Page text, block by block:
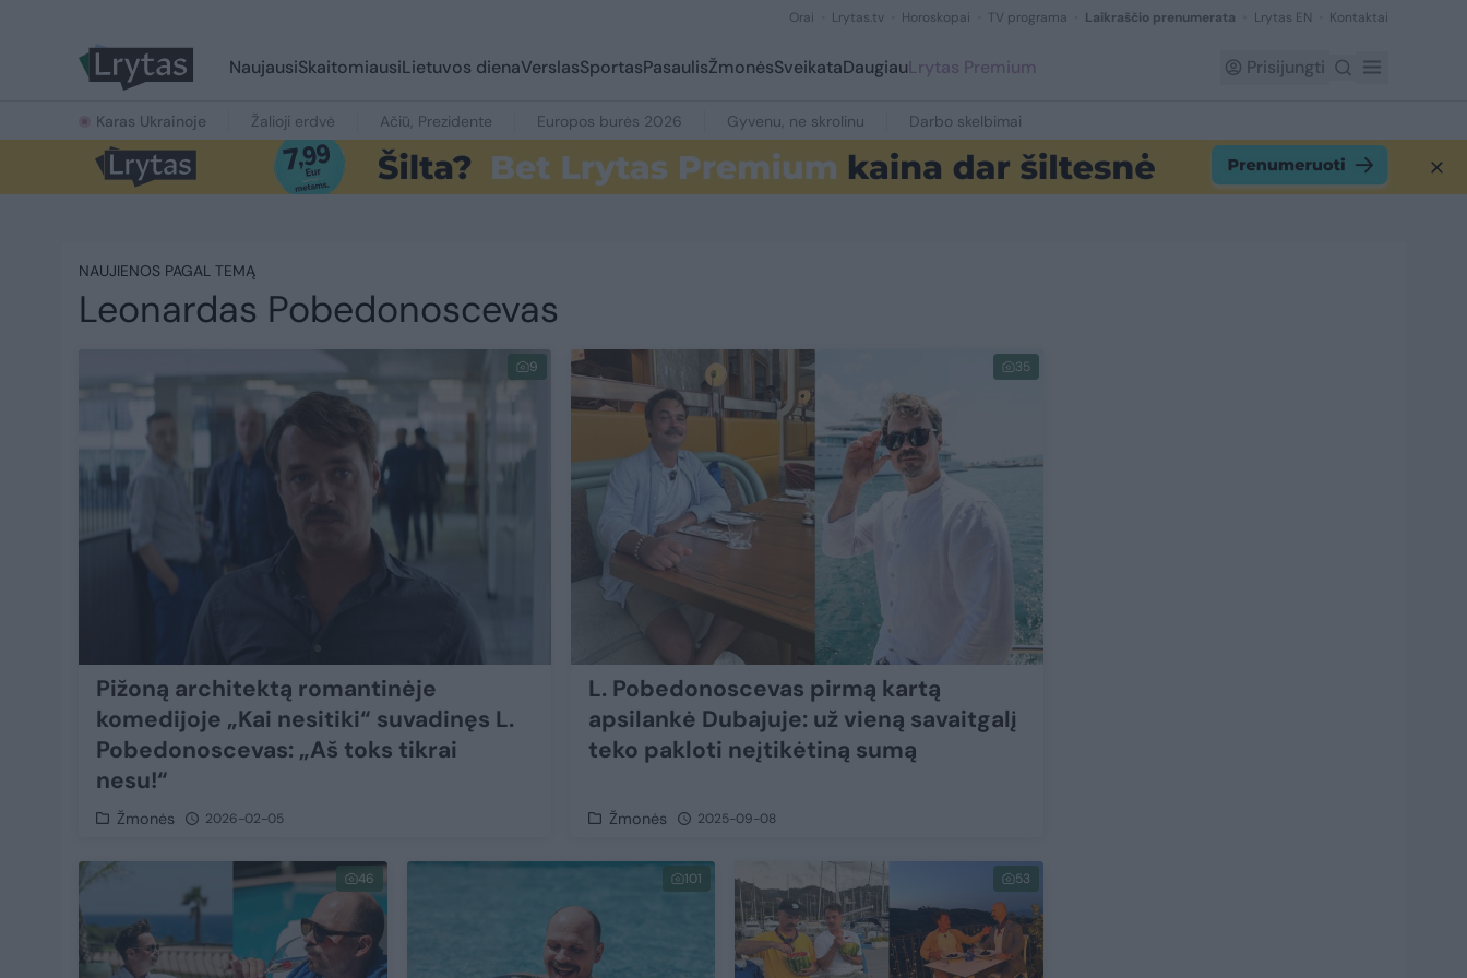
Orai Lrytas.tv Horoskopai TV programa Laikraščio prenumerata Lrytas EN Kontaktai
NaujausiSkaitomiausiLietuvos dienaVerslasSportasPasaulisŽmonėsSveikataDaugiauLrytas Premium Prisijungti
Karas Ukrainoje Žalioji erdvė Ačiū, Prezidente Europos burės 2026 Gyvenu, ne skrolinu Darbo skelbimai
NAUJIENOS PAGAL TEMĄ
Leonardas Pobedonoscevas
9
Pižoną architektą romantinėje
komedijoje „Kai nesitiki“ suvadinęs L.
Pobedonoscevas: „Aš toks tikrai
nesu!“
Žmonės 2026-02-05
35
L. Pobedonoscevas pirmą kartą
apsilankė Dubajuje: už vieną savaitgalį
teko pakloti neįtikėtiną sumą
Žmonės 2025-09-08
46 101 53